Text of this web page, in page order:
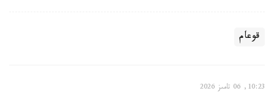
قوعام
10:23, 06 تامىز 2026